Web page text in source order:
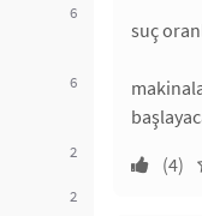
6
6
2
2
suç
(4)